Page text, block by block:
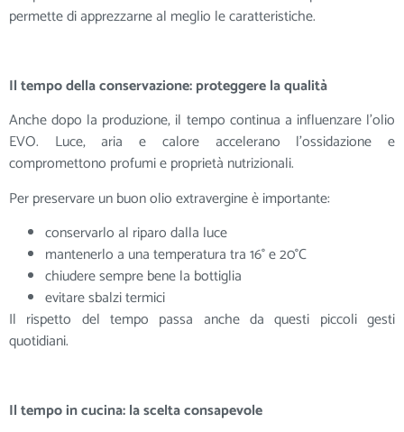
permette di apprezzarne al meglio le caratteristiche.
Il tempo della conservazione: proteggere la qualità
Anche dopo la produzione, il tempo continua a influenzare l’olio
EVO. Luce, aria e calore accelerano l’ossidazione e
compromettono profumi e proprietà nutrizionali.
Per preservare un buon olio extravergine è importante:
conservarlo al riparo dalla luce
mantenerlo a una temperatura tra 16° e 20°C
chiudere sempre bene la bottiglia
evitare sbalzi termici
Il rispetto del tempo passa anche da questi piccoli gesti
quotidiani.
Il tempo in cucina: la scelta consapevole